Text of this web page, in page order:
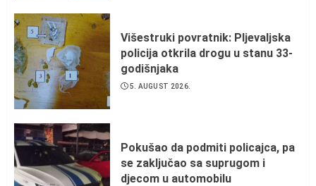
Višestruki povratnik: Pljevaljska
policija otkrila drogu u stanu 33-
godišnjaka
5. AUGUST 2026.
Pokušao da podmiti policajca, pa
se zaključao sa suprugom i
djecom u automobilu